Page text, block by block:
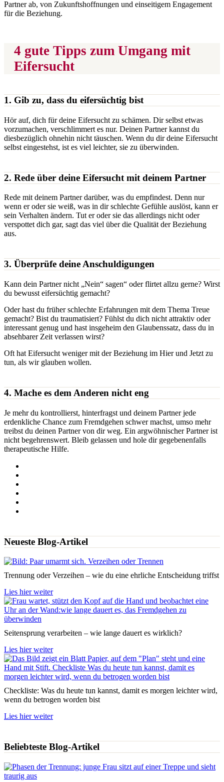
Partner ab, von Zukunftshoffnungen und einseitigem Engagement
für die Beziehung.
4 gute Tipps zum Umgang mit
Eifersucht
1. Gib zu, dass du eifersüchtig bist
Hör auf, dich für deine Eifersucht zu schämen. Dir selbst etwas
vorzumachen, verschlimmert es nur. Deinen Partner kannst du
diesbezüglich ohnehin nicht täuschen. Wenn du dir deine Eifersucht
selbst eingestehst, ist es viel leichter, sie zu überwinden.
2. Rede über deine Eifersucht mit deinem Partner
Rede mit deinem Partner darüber, was du empfindest. Denn nur
wenn er oder sie weiß, was in dir schlechte Gefühle auslöst, kann er
sein Verhalten ändern. Tut er oder sie das allerdings nicht oder
verspottet dich gar, sagt das viel über die Qualität der Beziehung
aus.
3. Überprüfe deine Anschuldigungen
Kann dein Partner nicht „Nein“ sagen“ oder flirtet allzu gerne? Wirst
du bewusst eifersüchtig gemacht?
Oder hast du früher schlechte Erfahrungen mit dem Thema Treue
gemacht? Bist du traumatisiert? Fühlst du dich nicht attraktiv oder
interessant genug und hast insgeheim den Glaubenssatz, dass du in
absehbarer Zeit verlassen wirst?
Oft hat Eifersucht weniger mit der Beziehung im Hier und Jetzt zu
tun, als wir glauben wollen.
4. Mache es dem Anderen nicht eng
Je mehr du kontrollierst, hinterfragst und deinem Partner jede
erdenkliche Chance zum Fremdgehen schwer machst, umso mehr
treibst du deinen Partner von dir weg. Ein argwöhnischer Partner ist
nicht begehrenswert. Bleib gelassen und hole dir gegebenenfalls
therapeutische Hilfe.
Neueste Blog-Artikel
Trennung oder Verzeihen – wie du eine ehrliche Entscheidung triffst
Lies hier weiter
Seitensprung verarbeiten – wie lange dauert es wirklich?
Lies hier weiter
Checkliste: Was du heute tun kannst, damit es morgen leichter wird,
wenn du betrogen worden bist
Lies hier weiter
Beliebteste Blog-Artikel